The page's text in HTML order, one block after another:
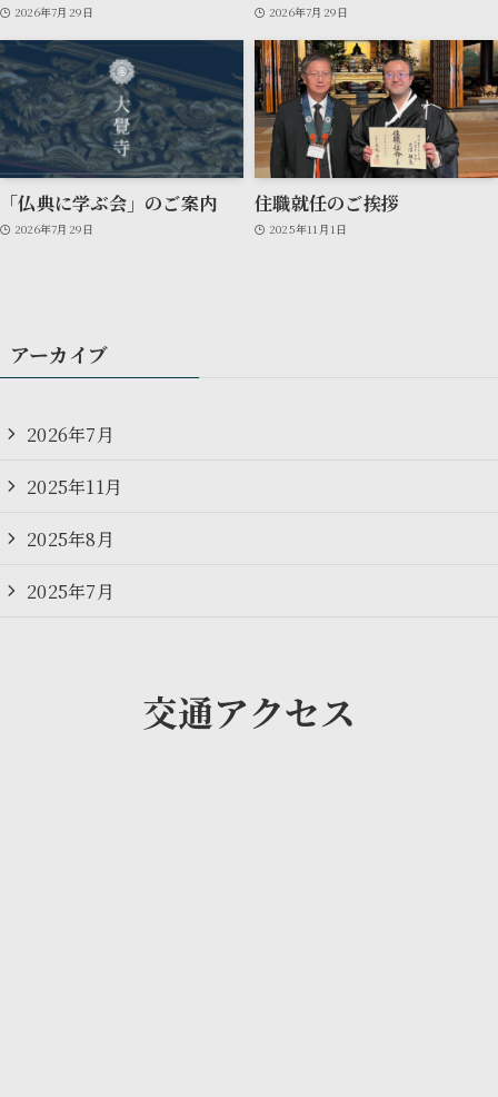
2026年7月29日 2026年7月29日
「仏典に学ぶ会」のご案内
2026年7月29日
住職就任のご挨拶
2025年11月1日
アーカイブ
2026年7月
2025年11月
2025年8月
2025年7月
交通アクセス